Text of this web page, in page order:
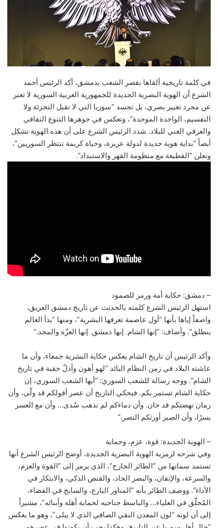
n
e
m
l
في كلمة تاريخية ألقاها بقصر الشعب بدمشق، أكد الرئيس أحمد
الشرع أن الهوية البصرية الجديدة للجمهورية العربية السورية لا تعبر
عن مجرد تغيير بصري، بل تجسد “سوريا التي لا تقبل التجزئة ولا
التقسيم، الواحدة الموحدة”، وتعكس في جوهرها التنوع الثقافي
والعرقي الغني للبلاد. شدد الرئيس الشرع على أن هذه الهوية تشكل
أيضاً “بداية هوية جديدة لدولة عزيزة، وحياة كريمة تنتظر السوريين”،
وتعلن “القطيعة مع منظومة القهر والاستبداد”.
– دمشق: حكاية أمة ورمز للصمود
استهل الرئيس الشرع كلمته بالحديث عن تاريخ دمشق العريق،
واصفاً إياها بأنها “أول عاصمة تعرفها البشرية”، ومنها “بدأ العالم
ينطلق”. وأضاف: “إنها الشام. إنها دمشق. إنها العزّة والمجد.”
وأكد الرئيس أن تاريخ الشام يعكس حكاية البشرية جمعاء، وأن ما
عاشته البلاد في زمن النظام البائد “لهو أهون وأذلّ حقبة في تاريخ
الشام”. ووجه رسالة للشعب السوري: “أيها الشعب السوري، إن
حكاية الشام تستمر بكم. فيحكي التاريخ أن عصر أفولكم قد ولّى، وأن
زمان نهضتكم قد حان. وأن دماءكم لم تذهب سُدى… وأن مع العسر
يسرًا، وأن الصبر أورثكم النصر.”
– الهوية الجديدة: قوة، عزم، وحماية
وفي شرحه لرمزية الهوية البصرية الجديدة، أوضح الرئيس الشرع أنها
تستمد سماتها من “الطائر الجارح”، الذي يرمز إلى “القوة والعزم،
والسرعة، والإتقان، والبصر الحاد، والقنص الذكي، والابتكار في
الأداء”. ووصف الطائر بأنه “المناور البارع، والسابح في الفضاء،
المُحلّق في العلياء… والباسط جناحيه لحماية أهله وأبنائه”، مشيراً
إلى أن لونه “لون المعدن النقي الصافي الذي لا يبلى”، وهو ما يعكس